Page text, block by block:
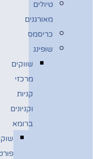
טיולים
מאורגנים
כריסמס
שופינג
שווקים
מרכזי
קניות
וקניונים
ברומא
שוק